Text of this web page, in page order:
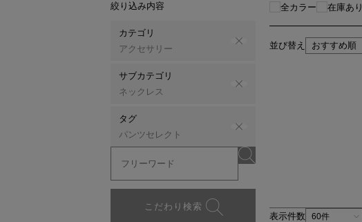
絞り込み内容
カテゴリ
アクセサリー
サブカテゴリ
ネックレス
タグ
パンツセレクト
こだわり検索
全カラー 在庫あり
並び替え
表示件数